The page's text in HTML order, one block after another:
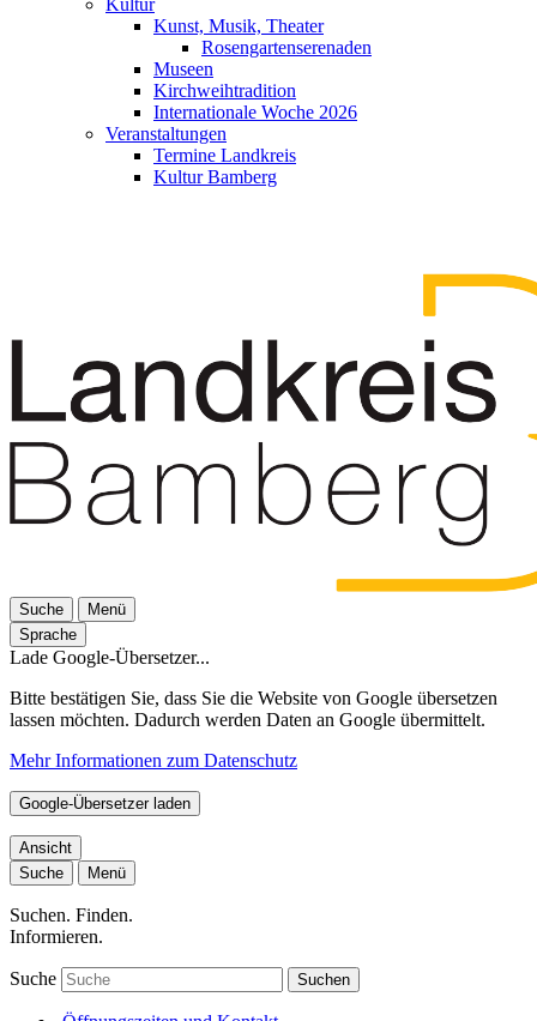
Kultur
Kunst, Musik, Theater
Rosengartenserenaden
Museen
Kirchweihtradition
Internationale Woche 2026
Veranstaltungen
Termine Landkreis
Kultur Bamberg
Suche
Menü
Sprache
Lade Google-Übersetzer...
Bitte bestätigen Sie, dass Sie die Website von Google übersetzen
lassen möchten. Dadurch werden Daten an Google übermittelt.
Mehr Informationen zum Datenschutz
Google-Übersetzer laden
Ansicht
Suche
Menü
Suchen. Finden.
Informieren.
Suche Suchen